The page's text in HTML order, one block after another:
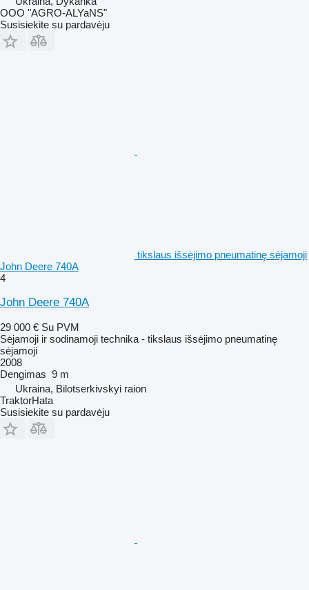
OOO "AGRO-ALYaNS"
Susisiekite su pardavėju
tikslaus išsėjimo pneumatinę sėjamoji
John Deere 740A
4
John Deere 740A
29 000 € Su PVM
Sėjamoji ir sodinamoji technika - tikslaus išsėjimo pneumatinę
sėjamoji
2008
Dengimas 9 m
Ukraina, Bilotserkivskyi raion
TraktorHata
Susisiekite su pardavėju